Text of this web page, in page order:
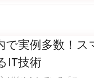
で実例多数！ス
IT技術